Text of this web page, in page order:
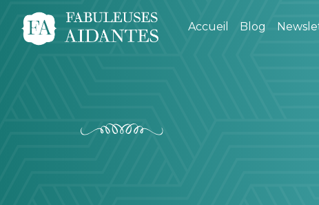
Accueil Blog